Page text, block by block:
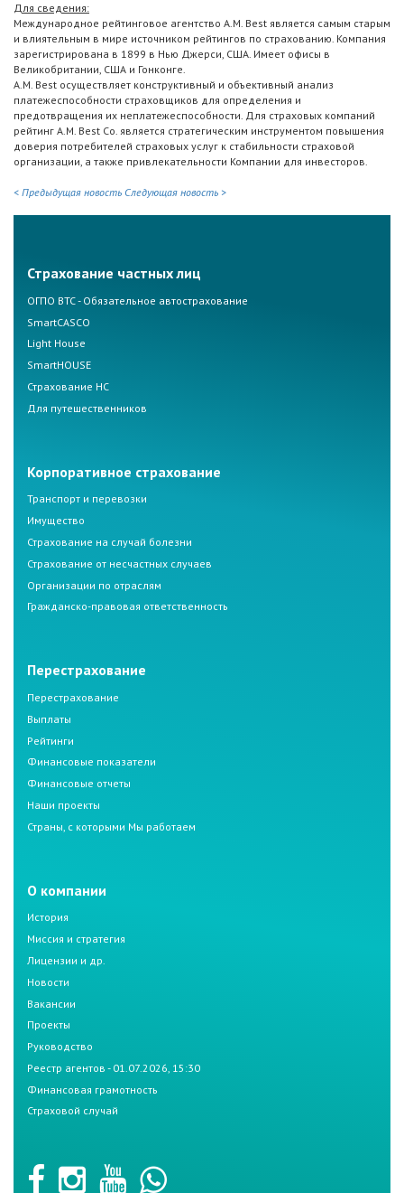
Для сведения:
Международное рейтинговое агентство A.M. Best является самым старым
и влиятельным в мире источником рейтингов по страхованию. Компания
зарегистрирована в 1899 в Нью Джерси, США. Имеет офисы в
Великобритании, США и Гонконге.
A.M. Best осуществляет конструктивный и объективный анализ
платежеспособности страховщиков для определения и
предотвращения их неплатежеспособности. Для страховых компаний
рейтинг A.M. Best Co. является стратегическим инструментом повышения
доверия потребителей страховых услуг к стабильности страховой
организации, а также привлекательности Компании для инвесторов.
< Предыдущая новость Следующая новость >
Страхование частных лиц
ОГПО ВТС - Обязательное автострахование
SmartCASCO
Light House
SmartHOUSE
Страхование НС
Для путешественников
Корпоративное страхование
Транспорт и перевозки
Имущество
Страхование на случай болезни
Страхование от несчастных случаев
Организации по отраслям
Гражданско-правовая ответственность
Перестрахование
Перестрахование
Выплаты
Рейтинги
Финансовые показатели
Финансовые отчеты
Наши проекты
Страны, с которыми Мы работаем
О компании
История
Миссия и стратегия
Лицензии и др.
Новости
Вакансии
Проекты
Руководство
Реестр агентов - 01.07.2026, 15:30
Финансовая грамотность
Страховой случай